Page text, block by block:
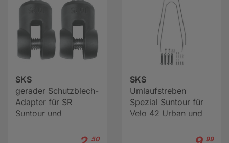
SKS
gerader Schutzblech-
Adapter für SR
Suntour und
50
SKS
Umlaufstreben
Spezial Suntour für
Velo 42 Urban und
Fahrrad-Schutzblech99